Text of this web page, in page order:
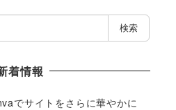
検索
着情報
でサイトをさらに華やかに